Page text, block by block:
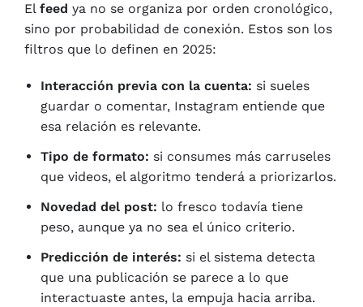
El feed ya no se organiza por orden cronológico,
sino por probabilidad de conexión. Estos son los
filtros que lo definen en 2025:
Interacción previa con la cuenta: si sueles
guardar o comentar, Instagram entiende que
esa relación es relevante.
Tipo de formato: si consumes más carruseles
que videos, el algoritmo tenderá a priorizarlos.
Novedad del post: lo fresco todavía tiene
peso, aunque ya no sea el único criterio.
Predicción de interés: si el sistema detecta
que una publicación se parece a lo que
interactuaste antes, la empuja hacia arriba.